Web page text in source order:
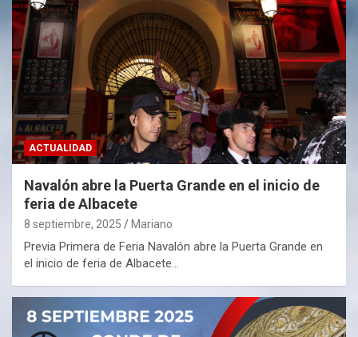
ACTUALIDAD
Navalón abre la Puerta Grande en el inicio de
feria de Albacete
8 septiembre, 2025 Mariano
Previa Primera de Feria Navalón abre la Puerta Grande en
el inicio de feria de Albacete…